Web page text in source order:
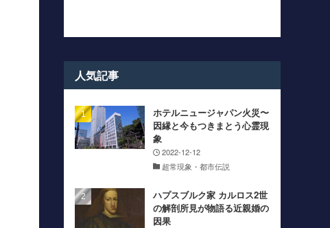
人気記事
ホテルニュージャパン火災〜
因縁と今もつきまとう心霊現
象
2022-12-12
超常現象・都市伝説
ハプスブルク家 カルロス2世
の解剖所見が物語る近親婚の
因果